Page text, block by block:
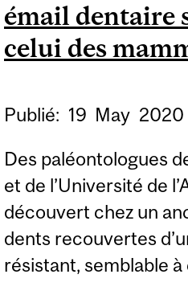
émail dentaire
celui des
Publié: 19 May 2020
Des paléontologues
et de l’Université de
découvert chez un
dents recouvertes
résistant, semblable à